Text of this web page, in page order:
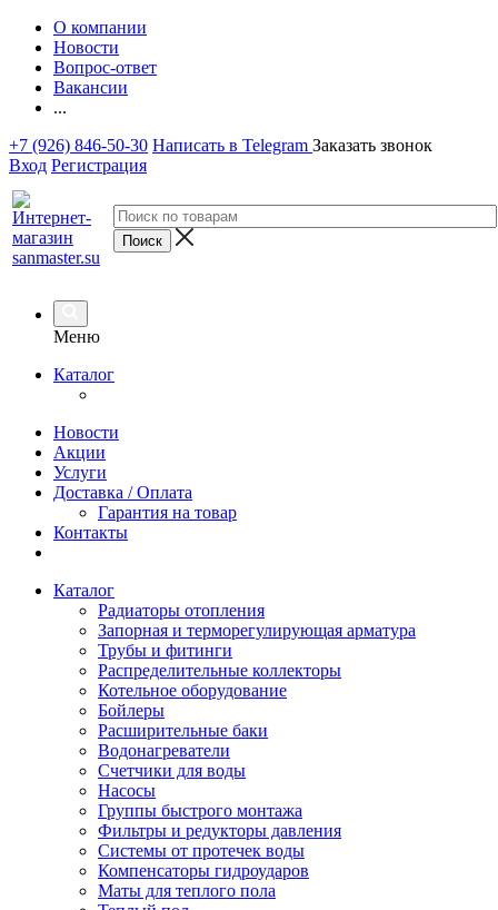
О компании
Новости
Вопрос-ответ
Вакансии
...
+7 (926) 846-50-30 Написать в Telegram Заказать звонок
Вход Регистрация
Меню
Каталог
Новости
Акции
Услуги
Доставка / Оплата
Гарантия на товар
Контакты
Каталог
Радиаторы отопления
Запорная и терморегулирующая арматура
Трубы и фитинги
Распределительные коллекторы
Котельное оборудование
Бойлеры
Расширительные баки
Водонагреватели
Счетчики для воды
Насосы
Группы быстрого монтажа
Фильтры и редукторы давления
Системы от протечек воды
Компенсаторы гидроударов
Маты для теплого пола